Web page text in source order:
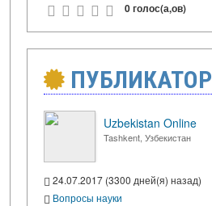
0 голос(а,ов)
ПУБЛИКАТОР
Uzbekistan Online
Tashkent, Узбекистан
24.07.2017 (3300 дней(я) назад)
Вопросы науки